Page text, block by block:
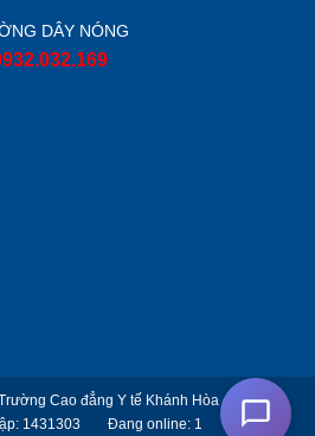
DÂY NÓNG
Cao đẳng Y tế Khánh Hòa
1431303
Đang online: 1